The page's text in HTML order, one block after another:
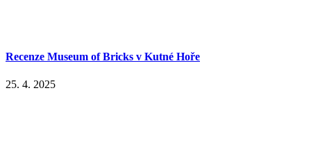
Recenze Museum of Bricks v Kutné Hoře
25. 4. 2025